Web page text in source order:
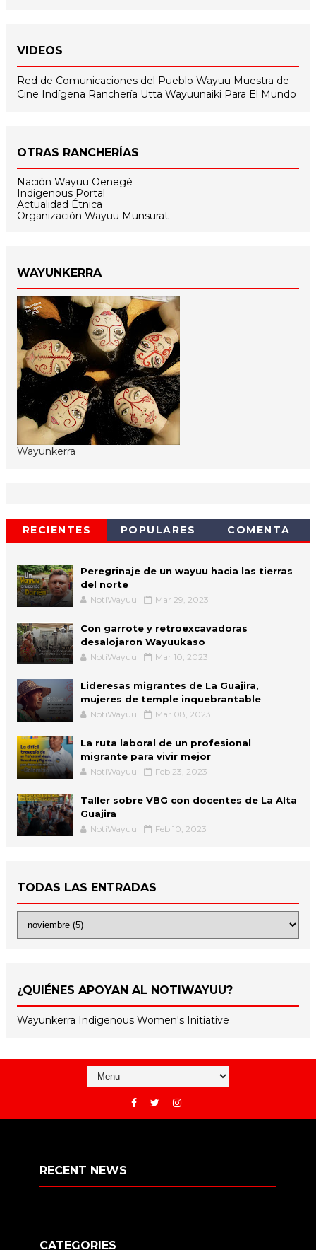
VIDEOS
Red de Comunicaciones del Pueblo Wayuu Muestra de
Cine Indígena Ranchería Utta Wayuunaiki Para El Mundo
OTRAS RANCHERÍAS
Nación Wayuu Oenegé
Indigenous Portal
Actualidad Étnica
Organización Wayuu Munsurat
WAYUNKERRA
Wayunkerra
RECIENTES POPULARES COMENTA
Peregrinaje de un wayuu hacia las tierras
del norte
NotiWayuu Mar 29, 2023
Con garrote y retroexcavadoras
desalojaron Wayuukaso
NotiWayuu Mar 10, 2023
Lideresas migrantes de La Guajira,
mujeres de temple inquebrantable
NotiWayuu Mar 08, 2023
La ruta laboral de un profesional
migrante para vivir mejor
NotiWayuu Feb 23, 2023
Taller sobre VBG con docentes de La Alta
Guajira
NotiWayuu Feb 10, 2023
TODAS LAS ENTRADAS
¿QUIÉNES APOYAN AL NOTIWAYUU?
Wayunkerra Indigenous Women's Initiative
RECENT NEWS
CATEGORIES